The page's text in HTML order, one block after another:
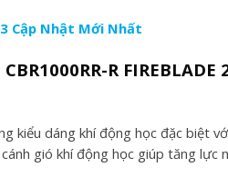
Cập Nhật Mới Nhất
R FIREBLADE
kiểu dáng khí động học đặc biệt
gió khí động học giúp tăng lực